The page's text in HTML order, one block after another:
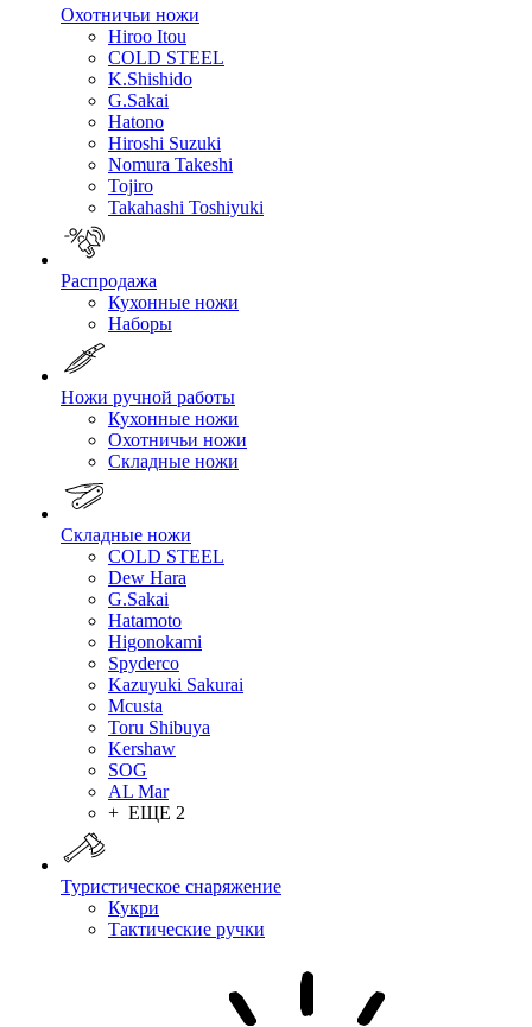
Охотничьи ножи
Hiroo Itou
COLD STEEL
K.Shishido
G.Sakai
Hatono
Hiroshi Suzuki
Nomura Takeshi
Tojiro
Takahashi Toshiyuki
Распродажа
Кухонные ножи
Наборы
Ножи ручной работы
Кухонные ножи
Охотничьи ножи
Складные ножи
Складные ножи
COLD STEEL
Dew Hara
G.Sakai
Hatamoto
Higonokami
Spyderco
Kazuyuki Sakurai
Mcusta
Toru Shibuya
Kershaw
SOG
AL Mar
+ ЕЩЕ 2
Туристическое снаряжение
Кукри
Тактические ручки